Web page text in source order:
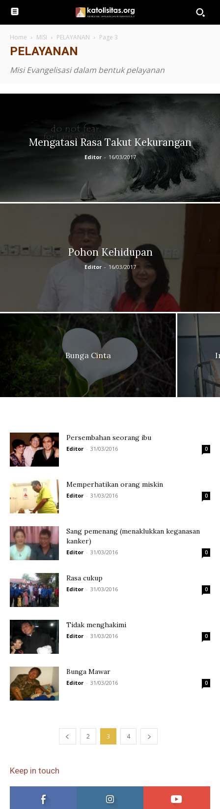
Home MISI PELAYANAN Page 3
PELAYANAN
Misi Evangelisasi dalam bentuk pelayanan
Mengatasi Rasa Takut Kekurangan
Editor - 16/03/2017
Pohon Kehidupan
Editor - 16/03/2017
Bunga Cinta
Persembahan seorang ibu
Editor - 31/03/2016 0
Memperhatikan orang miskin
Editor - 31/03/2016 0
Sang pemenang (menaklukkan keganasan
kanker)
Editor - 31/03/2016 0
Rasa cukup
Editor - 31/03/2016 0
Tidak menghakimi
Editor - 31/03/2016 0
Bunga Mawar
Editor - 31/03/2016 0
2 3 4
Keep in touch